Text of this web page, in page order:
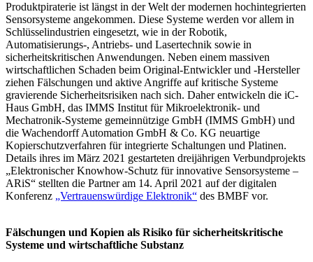
Produktpiraterie ist längst in der Welt der modernen hochintegrierten
Sensorsysteme angekommen. Diese Systeme werden vor allem in
Schlüsselindustrien eingesetzt, wie in der Robotik,
Automatisierungs-, Antriebs- und Lasertechnik sowie in
sicherheitskritischen Anwendungen. Neben einem massiven
wirtschaftlichen Schaden beim Original-Entwickler und -Hersteller
ziehen Fälschungen und aktive Angriffe auf kritische Systeme
gravierende Sicherheitsrisiken nach sich. Daher entwickeln die iC-
Haus GmbH, das IMMS Institut für Mikroelektronik- und
Mechatronik-Systeme gemeinnützige GmbH (IMMS GmbH) und
die Wachendorff Automation GmbH & Co. KG neuartige
Kopierschutzverfahren für integrierte Schaltungen und Platinen.
Details ihres im März 2021 gestarteten dreijährigen Verbundprojekts
„Elektronischer Knowhow-Schutz für innovative Sensorsysteme –
ARiS“ stellten die Partner am 14. April 2021 auf der digitalen
Konferenz „Vertrauenswürdige Elektronik“ des BMBF vor.
Fälschungen und Kopien als Risiko für sicherheitskritische
Systeme und wirtschaftliche Substanz